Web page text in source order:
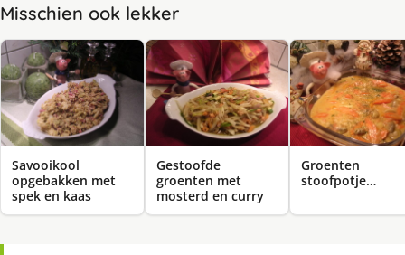
Misschien ook lekker
Savooikool
opgebakken met
spek en kaas
Gestoofde
groenten met
mosterd en curry
Groenten
stoofpotje…